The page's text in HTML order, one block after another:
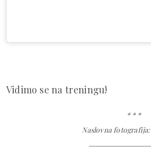
Vidimo se na treningu!
* * *
Naslovna fotografija: